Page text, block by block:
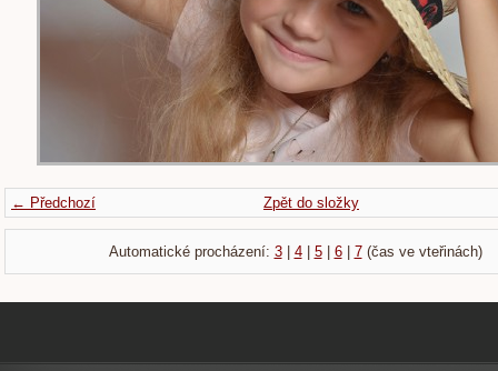
← Předchozí Zpět do složky
Automatické procházení: 3| 4| 5| 6| 7(čas ve vteřinách)